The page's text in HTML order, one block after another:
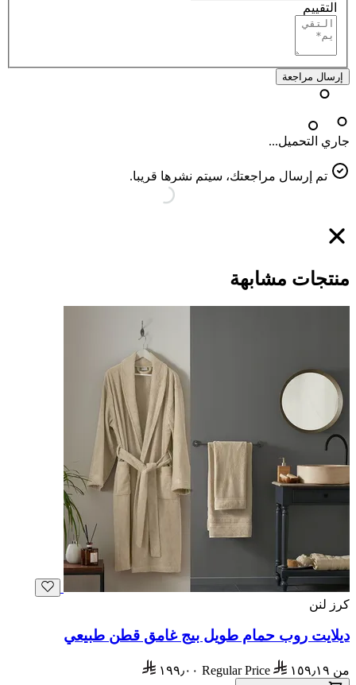
التقييم
إرسال مراجعة
جاري التحميل...
تم إرسال مراجعتك، سيتم نشرها قريبا.
منتجات مشابهة
كرز لنن
ديلايت روب حمام طويل بيج غامق قطن طبيعي
من ١٥٩٫١٩ Regular Price ١٩٩٫٠٠